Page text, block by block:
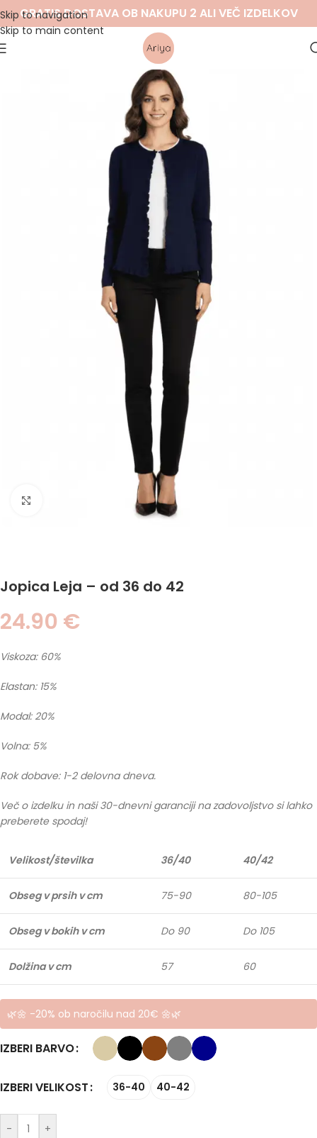
Skip to navigation
Skip to main content
GRATIS DOSTAVA OB NAKUPU 2 ALI VEČ IZDELKOV
Jopica Leja – od 36 do 42
24.90 €
Viskoza: 60%
Elastan: 15%
Modal: 20%
Volna: 5%
Rok dobave: 1-2 delovna dneva.
Več o izdelku in naši 30-dnevni garanciji na zadovoljstvo si lahko
preberete spodaj!
Velikost/številka 36/40 40/42
Obseg v prsih v cm 75-90 80-105
Obseg v bokih v cm Do 90 Do 105
Dolžina v cm 57 60
🌿🌼 -20% ob naročilu nad 20€ 🌼🌿
IZBERI BARVO
IZBERI VELIKOST 36-40 40-42
- +